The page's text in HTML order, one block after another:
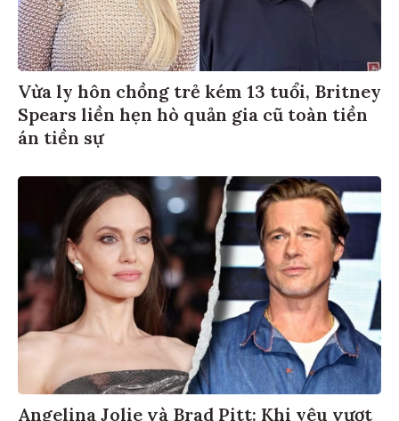
Vừa ly hôn chồng trẻ kém 13 tuổi, Britney
Spears liền hẹn hò quản gia cũ toàn tiền
án tiền sự
Angelina Jolie và Brad Pitt: Khi yêu vượt